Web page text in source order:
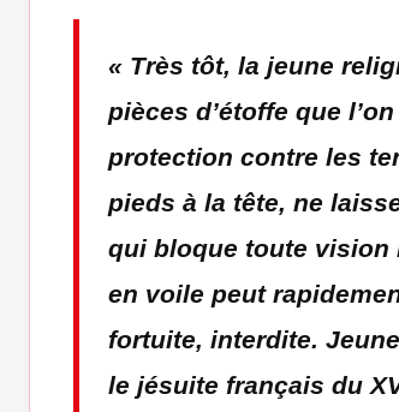
« Très tôt, la jeune
pièces d’étoffe que
protection contre les
pieds à la tête, ne
qui bloque toute vision
en voile peut
fortuite, interdite.
le jésuite français du